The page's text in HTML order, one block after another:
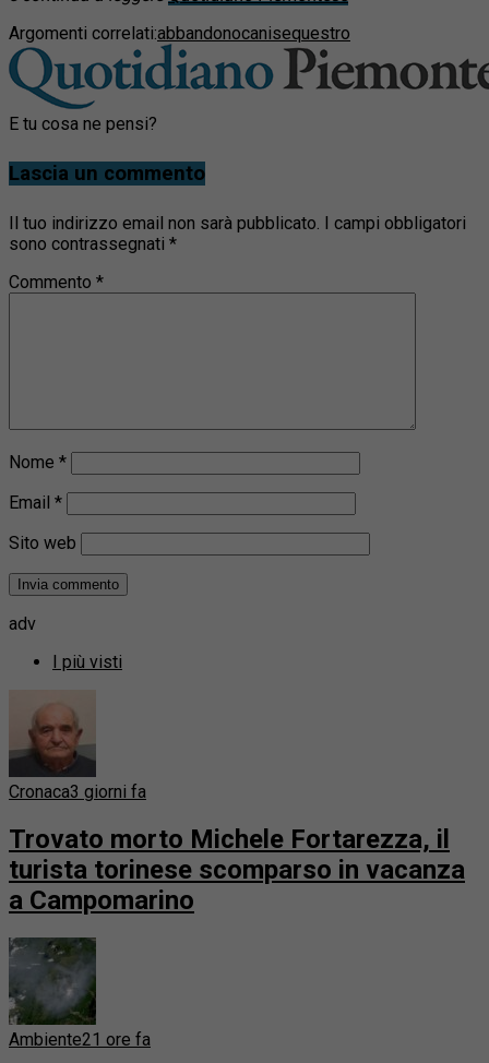
Argomenti correlati:abbandonocanisequestro
E tu cosa ne pensi?
Lascia un commento
Il tuo indirizzo email non sarà pubblicato. I campi obbligatori
sono contrassegnati *
Commento *
Nome *
Email *
Sito web
adv
I più visti
Cronaca3 giorni fa
Trovato morto Michele Fortarezza, il
turista torinese scomparso in vacanza
a Campomarino
Ambiente21 ore fa